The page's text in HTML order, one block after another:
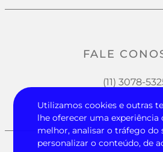
Utilizamos cookies e outras
lhe oferecer uma experiência
melhor, analisar o tráfego do
personalizar o conteúdo, de
FALE
(11) 3078-